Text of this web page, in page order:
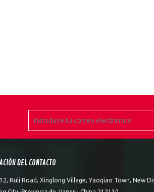
DEL CONTACTO
Ruli Road, Xinglong Village, Yaoqiao Town, New